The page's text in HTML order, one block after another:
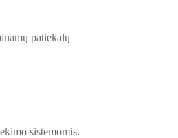
patiekalų
sistemomis.